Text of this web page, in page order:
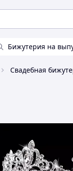
Бижутерия на
Свадебная